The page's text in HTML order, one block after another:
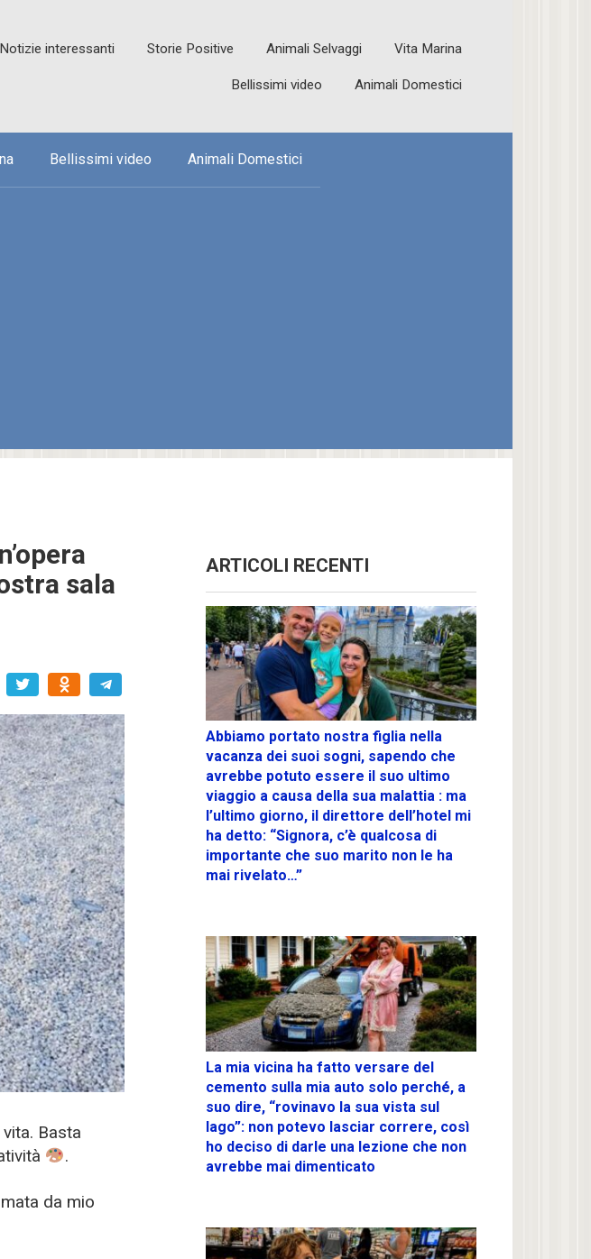
Notizie interessanti Storie Positive Animali Selvaggi Vita Marina
Bellissimi video Animali Domestici
Bellissimi video Animali Domestici
sala
Basta
.
da mio
ARTICOLI RECENTI
Abbiamo portato nostra figlia nella
vacanza dei suoi sogni, sapendo che
avrebbe potuto essere il suo ultimo
viaggio a causa della sua malattia : ma
l’ultimo giorno, il direttore dell’hotel mi
ha detto: “Signora, c’è qualcosa di
importante che suo marito non le ha
mai rivelato…”
La mia vicina ha fatto versare del
cemento sulla mia auto solo perché, a
suo dire, “rovinavo la sua vista sul
lago”: non potevo lasciar correre, così
ho deciso di darle una lezione che non
avrebbe mai dimenticato